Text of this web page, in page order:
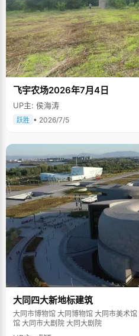
飞宇农场2026年7月4日
UP主: 侯海涛
跃胜 • 2026/7/5
大同四大新地标建筑
大同市博物馆 大同博物馆 大同市美术馆 大同美术馆 大同市图书馆 大同图书
馆 大同市大剧院 大同大剧院